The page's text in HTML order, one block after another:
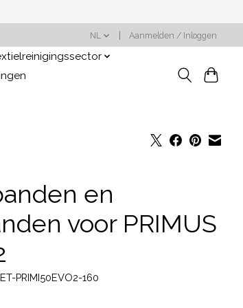
NL Aanmelden / Inloggen
en
voor PRIMUS
PRIMI50EVO2-160